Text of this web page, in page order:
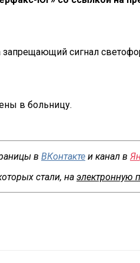
запрещающий сигнал
в больницу.
в ВКонтакте и канал в
стали, на электронную